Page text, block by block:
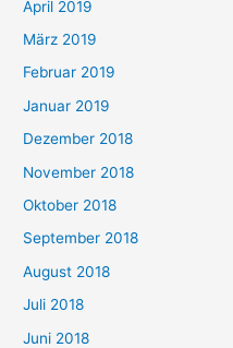
April 2019
März 2019
Februar 2019
Januar 2019
Dezember 2018
November 2018
Oktober 2018
September 2018
August 2018
Juli 2018
Juni 2018